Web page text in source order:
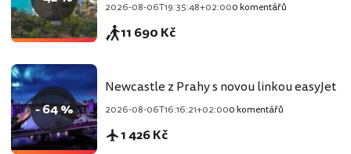
2026-08-06T19:35:48+02:000 komentářů
11 690 Kč
- 64 %
Newcastle z Prahy s novou linkou easyJet
2026-08-06T16:16:21+02:000 komentářů
1 426 Kč